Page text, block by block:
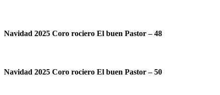
Navidad 2025 Coro rociero El buen Pastor – 48
Navidad 2025 Coro rociero El buen Pastor – 50